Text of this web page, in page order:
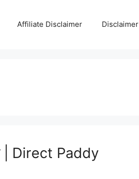
Affiliate Disclaimer Disclaimer
| Direct Paddy